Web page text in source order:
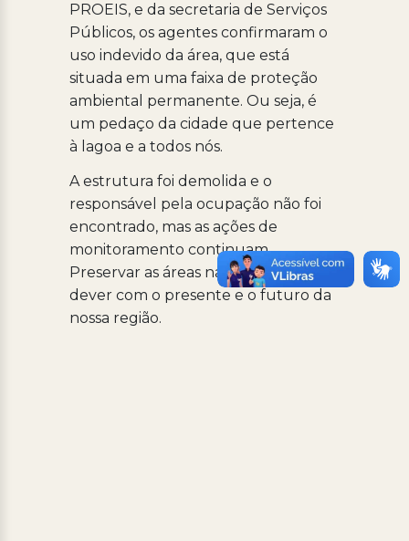
PROEIS, e da secretaria de Serviços
Públicos, os agentes confirmaram o
uso indevido da área, que está
situada em uma faixa de proteção
ambiental permanente. Ou seja, é
um pedaço da cidade que pertence
à lagoa e a todos nós.
A estrutura foi demolida e o
responsável pela ocupação não foi
encontrado, mas as ações de
monitoramento continuam.
Preservar as áreas naturais é um
dever com o presente e o futuro da
nossa região.